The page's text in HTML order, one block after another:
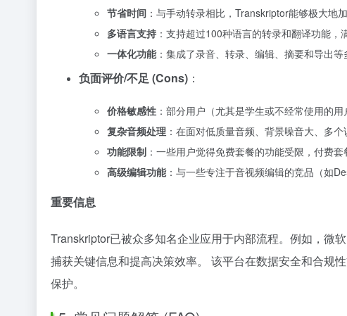
节省时间 ：与手动转录相比，Transkriptor能够极大地
多语言支持 ：支持超过100种语言的转录和翻译功能，
一体化功能：集成了录音、转录、编辑、摘要和导出等
负面评价/不足 (Cons) ：
价格敏感性 ：部分用户（尤其是学生或不经常使用的
复杂音频处理 ：在面对低质量音频、背景噪音大、多
功能限制 ：一些用户觉得免费套餐的功能受限，付费
高级编辑功能：与一些专注于音视频编辑的竞品（如
重要信息
Transkriptor已被众多知名企业应用于内部流程。例如，微
捕获关键信息和提高决策效率。 该平台在数据安全和合规
保护。